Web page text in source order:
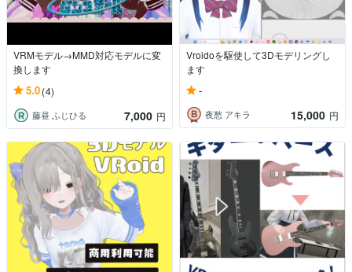
VRMモデル→MMD対応モデルに変
換します
5.0(4)
藤昼 ふじひる 7,000 円
Vroidoを駆使して3Dモデリングし
ます
-
夜愁 アキラ 15,000 円